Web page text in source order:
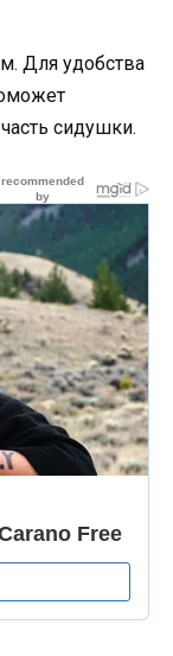
Для удобства
сидушки.